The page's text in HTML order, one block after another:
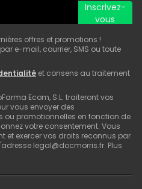
Inscrivez-
vous
offres et promotions !
e-mail, courrier, SMS ou toute
et consens au traitement
Ecom, S.L. traiteront vos
vous envoyer des
promotionnelles en fonction de
votre consentement. Vous
et exercer vos droits reconnus par
legal@docmorris.fr. Plus